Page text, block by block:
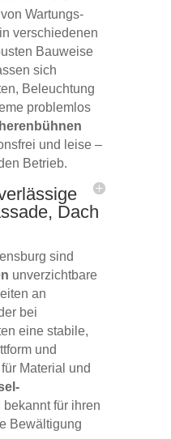
Wartungs-
verschiedenen
Bauweise
sich
Beleuchtung
problemlos
und leise –
Betrieb.
Dach
sind
unverzichtbare
an
bei
eine stabile,
und
Material und
bekannt für ihren
Bewältigung